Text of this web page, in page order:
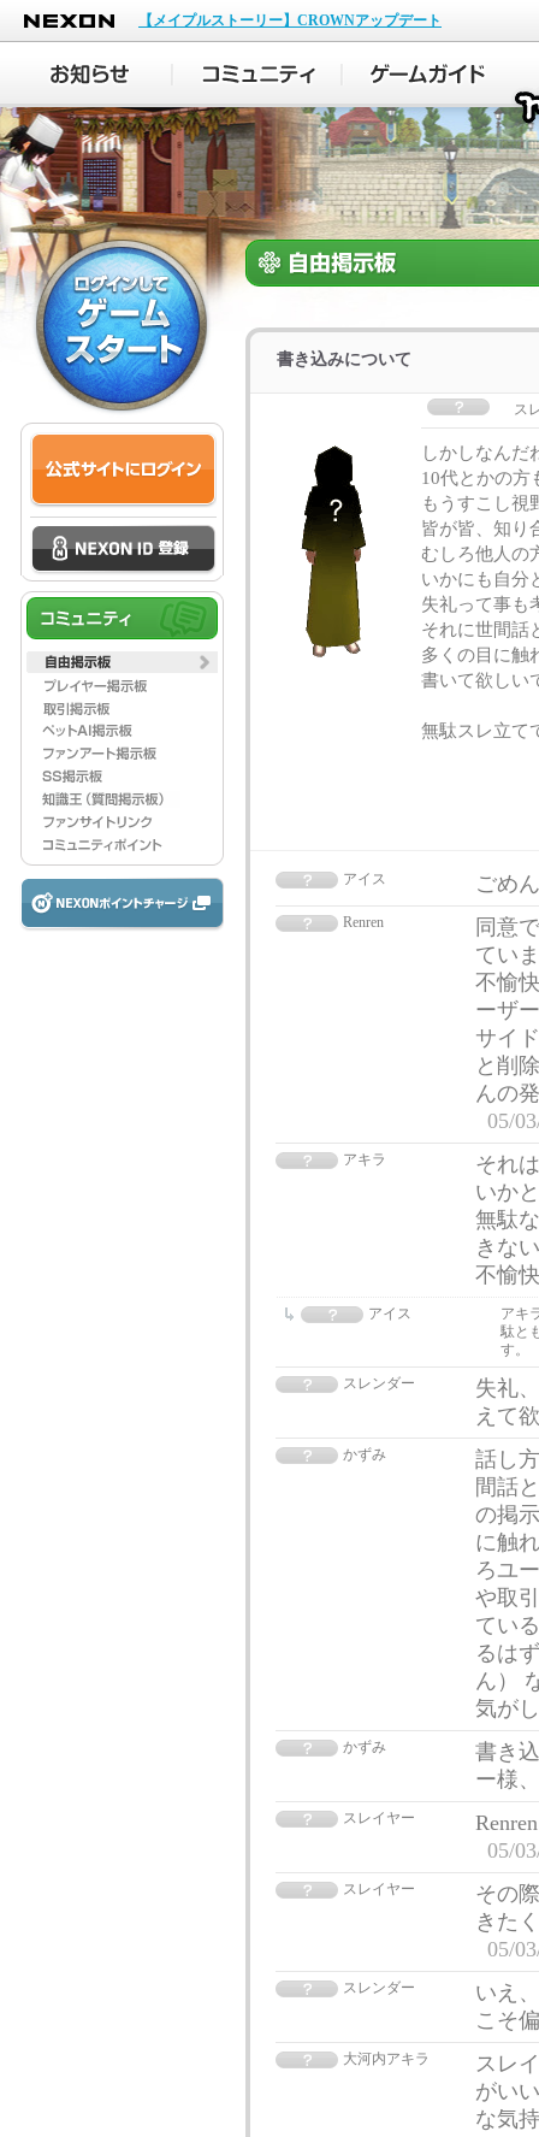
NEXON
【メイプルストーリー】CROWNアップデート
書き込みについて
ス
しかしなんだ
10代とかの
もうすこし視
皆が皆、知り
むしろ他人の
いかにも自分
失礼って事も
それに世間話
多くの目に触
書いて欲しい
無駄スレ立て
アイス ごめ
Renren
同意
てい
不愉
ーザ
サイ
と削
んの
05/
アキラ
それ
いか
無駄
きな
不愉
アイス
アキ
駄と
す。
スレンダー
失礼
えて
かずみ
話し
間話
の掲
に触
ろユ
や取
てい
るは
ん）
気が
かずみ
書き
ー様
スレイヤー
05/
スレイヤー
その
きた
05/
スレンダー
いえ
こそ
大河内アキラ
スレ
がい
な気